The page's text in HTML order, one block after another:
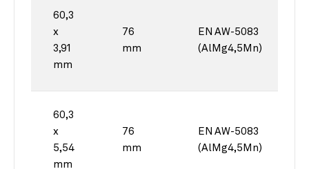
60,3
x
3,91
mm
76
mm
EN AW-5083
(AlMg4,5Mn)
60,3
x
5,54
mm
76
mm
EN AW-5083
(AlMg4,5Mn)